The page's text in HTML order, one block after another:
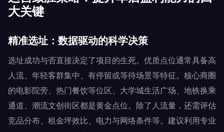
大关键
精准选址：数据驱动的科学决策
选址成功与否直接决定了项目的生死。优质点位通常具备高
人流、年轻客群集中、有停留或等待场景等特征。核心商圈
的电影院旁、热门餐饮等位区、大学城生活广场、地铁换乘
通道、潮流文创街区都是黄金点位。除了人流量，还需评估
竞品分布、租金坪效比、电力与网络条件等。建议利用专业